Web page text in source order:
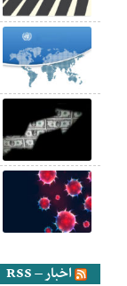
اخبار – RSS